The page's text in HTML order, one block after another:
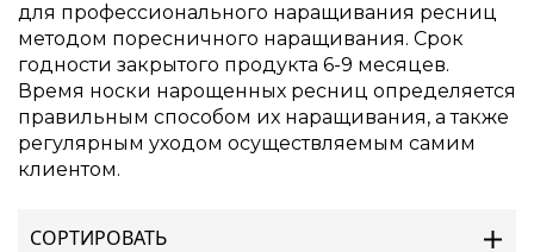
для профессионального наращивания ресниц
методом поресничного наращивания. Срок
годности закрытого продукта 6-9 месяцев.
Время носки нарощенных ресниц определяется
правильным способом их наращивания, а также
регулярным уходом осуществляемым самим
клиентом.
СОРТИРОВАТЬ